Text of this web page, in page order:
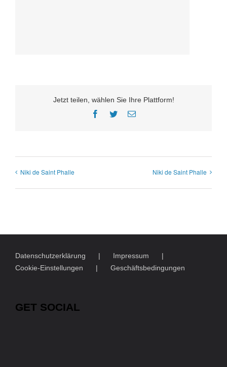
Jetzt teilen, wählen Sie Ihre Plattform!
Facebook
TwitterE-
Niki de Saint Phalle Niki de Saint Phalle
Datenschutzerklärung
Impressum
Cookie-Einstellungen
Geschäftsbedingungen
GET SOCIAL